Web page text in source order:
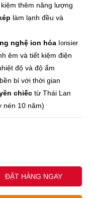
thêm năng lượng
làm lạnh đều và
nghệ ion hóa Ionsier
êm và tiết kiệm điện
độ và độ ẩm
bền bỉ với thời gian
chiếc từ Thái Lan
nén 10 năm)
ĐẶT HÀNG NGAY